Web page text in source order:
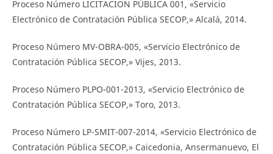
Proceso Número LICITACION PÚBLICA 001, «Servicio
Electrónico de Contratación Pública SECOP,» Alcalá, 2014.
Proceso Número MV-OBRA-005, «Servicio Electrónico de
Contratación Pública SECOP,» Vijes, 2013.
Proceso Número PLPO-001-2013, «Servicio Electrónico de
Contratación Pública SECOP,» Toro, 2013.
Proceso Número LP-SMIT-007-2014, «Servicio Electrónico de
Contratación Pública SECOP,» Caicedonia, Ansermanuevo, El